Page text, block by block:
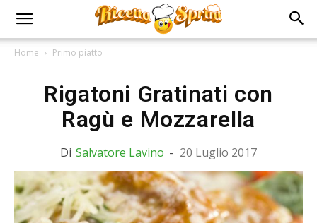
Home Primo piatto
Rigatoni Gratinati con
Ragù e Mozzarella
Di Salvatore Lavino - 20 Luglio 2017